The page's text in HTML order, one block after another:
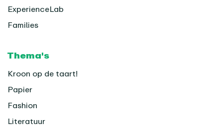
ExperienceLab
Families
Thema's
Kroon op de taart!
Papier
Fashion
Literatuur